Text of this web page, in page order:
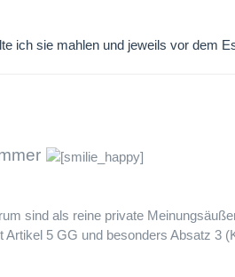
ich sie mahlen und jeweils vor dem
sind als reine private
Artikel 5 GG und besonders Absatz 3